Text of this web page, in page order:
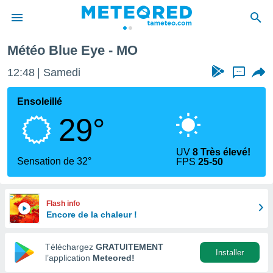
de
en
Météo Blue Eye - MO
12:48 Samedi ...
Ensoleillé
29°
Sensation de 32°
UV8 Très élevé!
FPS25-50
Flash info
Encore de la chaleur !
Téléchargez GRATUITEMENT
l’application Meteored!
Installer